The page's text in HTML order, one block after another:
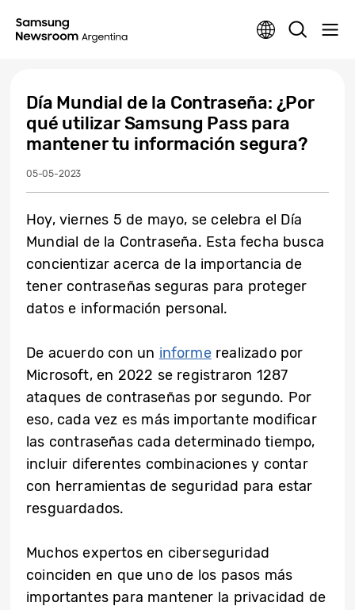
Día Mundial de la Contraseña: ¿Por
qué utilizar Samsung Pass para
mantener tu información segura?
05-05-2023
Hoy, viernes 5 de mayo, se celebra el Día
Mundial de la Contraseña. Esta fecha busca
concientizar acerca de la importancia de
tener contraseñas seguras para proteger
datos e información personal.
De acuerdo con un informerealizado por
Microsoft, en 2022 se registraron 1287
ataques de contraseñas por segundo. Por
eso, cada vez es más importante modificar
las contraseñas cada determinado tiempo,
incluir diferentes combinaciones y contar
con herramientas de seguridad para estar
resguardados.
Muchos expertos en ciberseguridad
coinciden en que uno de los pasos más
importantes para mantener la privacidad de